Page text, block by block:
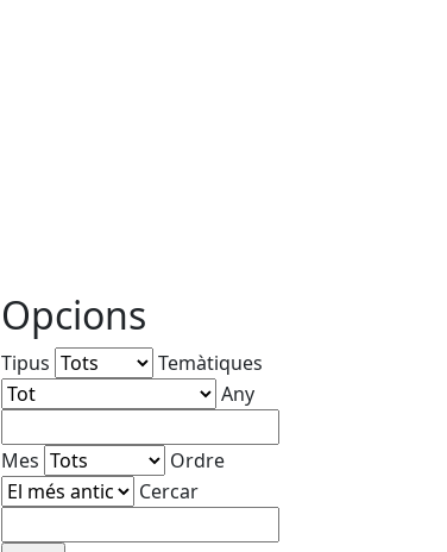
Opcions
Tipus
Temàtiques
Any
Mes
Ordre
Cercar